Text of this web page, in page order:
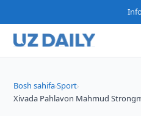
Bosh sahifa›Sport›
Xivada Pahlavon Mahmud